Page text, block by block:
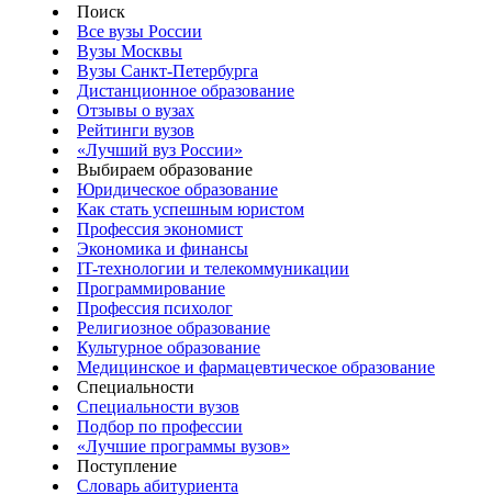
Поиск
Все вузы России
Вузы Москвы
Вузы Санкт-Петербурга
Дистанционное образование
Отзывы о вузах
Рейтинги вузов
«Лучший вуз России»
Выбираем образование
Юридическое образование
Как стать успешным юристом
Профессия экономист
Экономика и финансы
IT-технологии и телекоммуникации
Программирование
Профессия психолог
Религиозное образование
Культурное образование
Медицинское и фармацевтическое образование
Специальности
Специальности вузов
Подбор по профессии
«Лучшие программы вузов»
Поступление
Словарь абитуриента